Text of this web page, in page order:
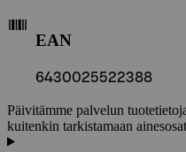
EAN
6430025522388
Päivitämme palvelun
kuitenkin tarkistamaan